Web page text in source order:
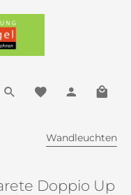
Wandleuchten
Doppio Up